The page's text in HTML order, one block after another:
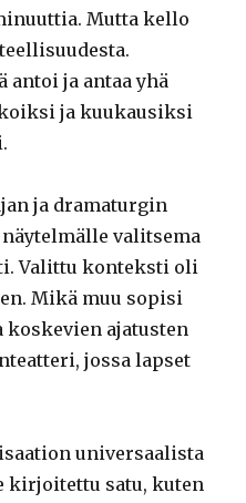
Mutta kello
antoi ja antaa yhä
ja kuukausiksi
ja dramaturgin
näytelmälle valitsema
Valittu konteksti oli
Mikä muu sopisi
ajatusten
jossa lapset
universaalista
satu, kuten